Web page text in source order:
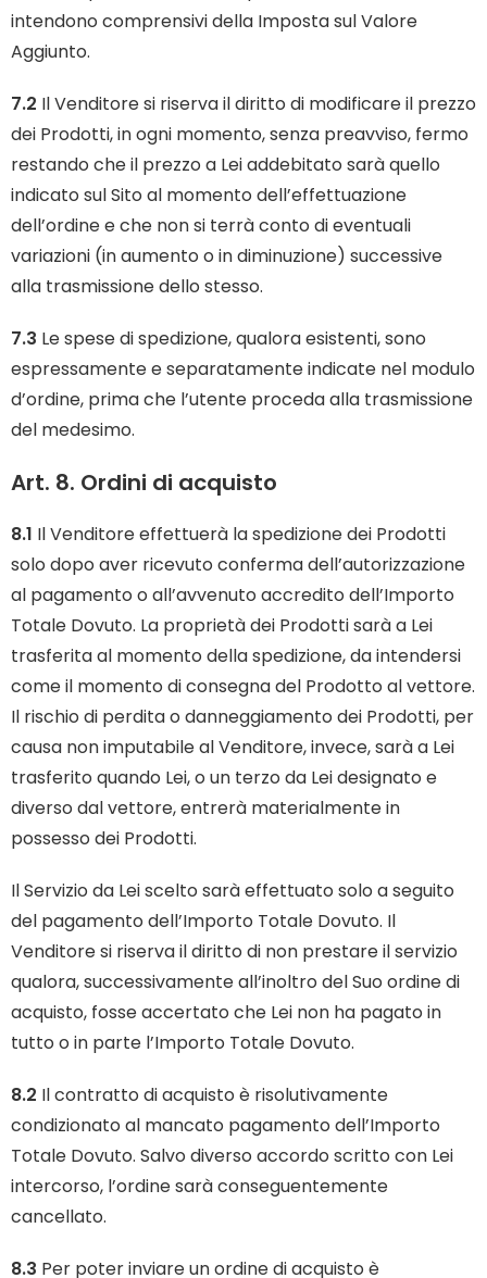
intendono comprensivi della Imposta sul Valore
Aggiunto.
7.2 Il Venditore si riserva il diritto di modificare il prezzo
dei Prodotti, in ogni momento, senza preavviso, fermo
restando che il prezzo a Lei addebitato sarà quello
indicato sul Sito al momento dell’effettuazione
dell’ordine e che non si terrà conto di eventuali
variazioni (in aumento o in diminuzione) successive
alla trasmissione dello stesso.
7.3 Le spese di spedizione, qualora esistenti, sono
espressamente e separatamente indicate nel modulo
d’ordine, prima che l’utente proceda alla trasmissione
del medesimo.
Art. 8. Ordini di acquisto
8.1 Il Venditore effettuerà la spedizione dei Prodotti
solo dopo aver ricevuto conferma dell’autorizzazione
al pagamento o all’avvenuto accredito dell’Importo
Totale Dovuto. La proprietà dei Prodotti sarà a Lei
trasferita al momento della spedizione, da intendersi
come il momento di consegna del Prodotto al vettore.
Il rischio di perdita o danneggiamento dei Prodotti, per
causa non imputabile al Venditore, invece, sarà a Lei
trasferito quando Lei, o un terzo da Lei designato e
diverso dal vettore, entrerà materialmente in
possesso dei Prodotti.
Il Servizio da Lei scelto sarà effettuato solo a seguito
del pagamento dell’Importo Totale Dovuto. Il
Venditore si riserva il diritto di non prestare il servizio
qualora, successivamente all’inoltro del Suo ordine di
acquisto, fosse accertato che Lei non ha pagato in
tutto o in parte l’Importo Totale Dovuto.
8.2 Il contratto di acquisto è risolutivamente
condizionato al mancato pagamento dell’Importo
Totale Dovuto. Salvo diverso accordo scritto con Lei
intercorso, l’ordine sarà conseguentemente
cancellato.
8.3 Per poter inviare un ordine di acquisto è